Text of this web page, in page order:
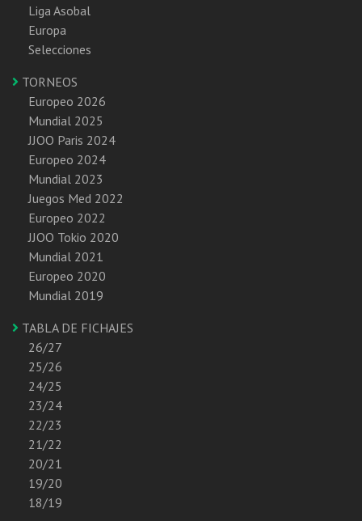
Liga Asobal
Europa
Selecciones
TORNEOS
Europeo 2026
Mundial 2025
JJOO Paris 2024
Europeo 2024
Mundial 2023
Juegos Med 2022
Europeo 2022
JJOO Tokio 2020
Mundial 2021
Europeo 2020
Mundial 2019
TABLA DE FICHAJES
26/27
25/26
24/25
23/24
22/23
21/22
20/21
19/20
18/19